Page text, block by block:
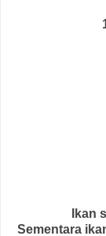
Ikan
Sementara